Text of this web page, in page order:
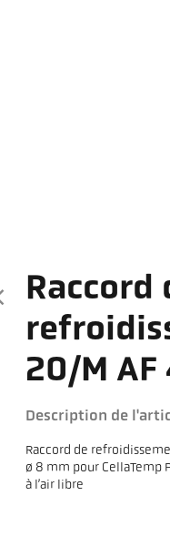
Raccord
20/M AF
Description de
Raccord de
ø 8 mm pour CellaTemp
à l’air libre